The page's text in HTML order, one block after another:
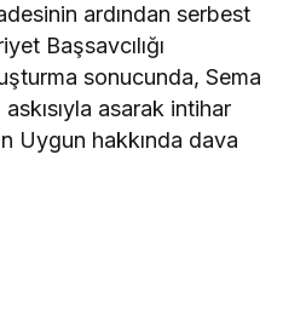
ardından serbest
Başsavcılığı
sonucunda, Sema
asarak intihar
Uygun hakkında dava